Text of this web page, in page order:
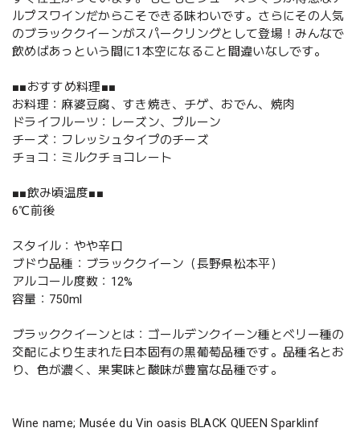
ルプスワインだからこそできる味わいです。さらにその人気
のブラッククイーンがスパークリングとして登場！みんなで
飲めばあっという間に1本空になること間違いなしです。
■■おすすめ料理■■
お料理：麻婆豆腐、すき焼き、チゲ、おでん、焼肉
ドライフルーツ：レーズン、プルーン
チーズ：フレッシュタイプのチーズ
チョコ：ミルクチョコレート
■■飲み頃温度■■
6℃前後
スタイル：やや辛口
ブドウ品種：ブラッククイーン（長野県松本平）
アルコール度数：12%
容量：750ml
ブラッククイーンとは：ゴールデンクイーン種とベリー種の
交配により生まれた日本固有の黒葡萄品種です。品種名とお
り、色が濃く、果実味と酸味が豊富な品種です。
Wine name; Musée du Vin oasis BLACK QUEEN Sparklinf